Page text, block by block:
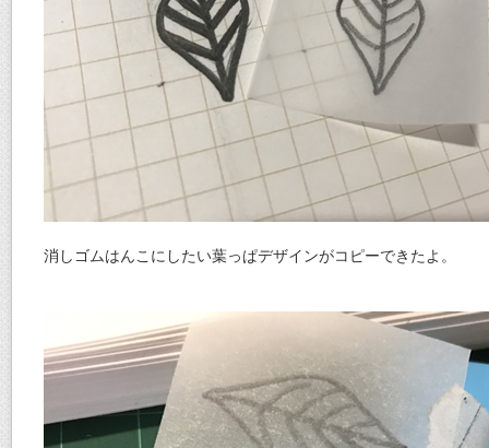
消しゴムはんこにしたい葉っぱデザインがコピーできたよ。